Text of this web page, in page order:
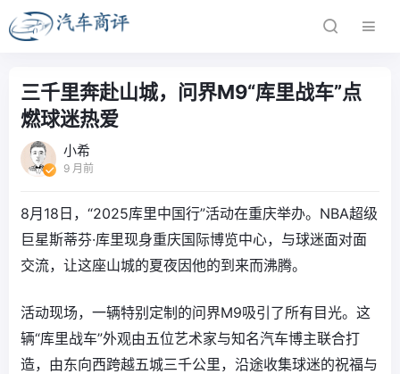
三千里奔赴山城，问界M9“库里战车”点
燃球迷热爱
小希
9 月前
8月18日，“2025库里中国行”活动在重庆举办。NBA超级
巨星斯蒂芬·库里现身重庆国际博览中心，与球迷面对面
交流，让这座山城的夏夜因他的到来而沸腾。
活动现场，一辆特别定制的问界M9吸引了所有目光。这
辆“库里战车”外观由五位艺术家与知名汽车博主联合打
造，由东向西跨越五城三千公里，沿途收集球迷的祝福与